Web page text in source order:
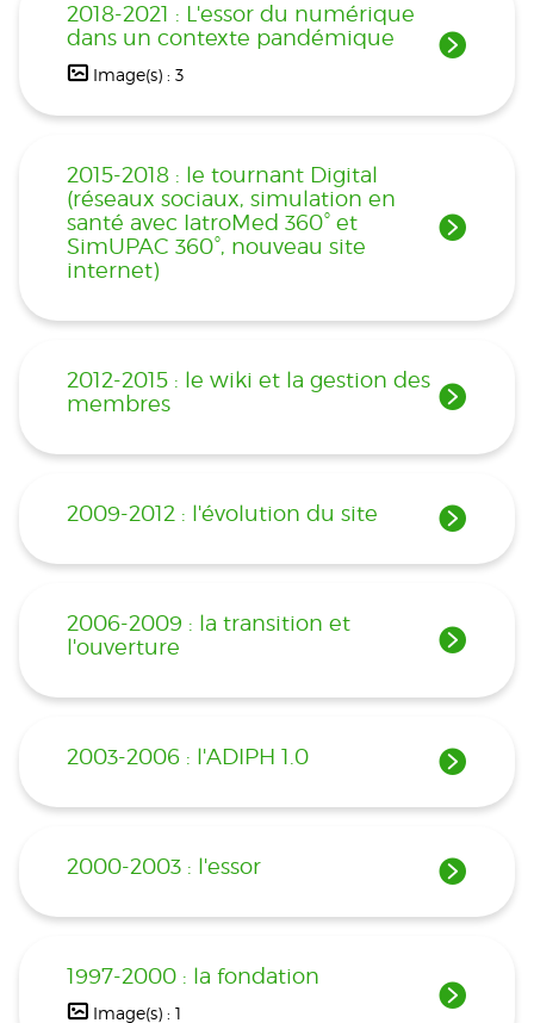
2018-2021 : L'essor du numérique
dans un contexte pandémique
Image(s) : 3
2015-2018 : le tournant Digital
(réseaux sociaux, simulation en
santé avec IatroMed 360° et
SimUPAC 360°, nouveau site
internet)
2012-2015 : le wiki et la gestion des
membres
2009-2012 : l'évolution du site
2006-2009 : la transition et
l'ouverture
2003-2006 : l'ADIPH 1.0
2000-2003 : l'essor
1997-2000 : la fondation
Image(s) : 1